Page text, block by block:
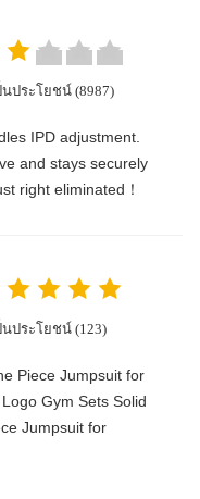
นประโยชน์ (8987)
IPD adjustment.
and stays securely
right eliminated！
นประโยชน์ (123)
Piece Jumpsuit for
Gym Sets Solid
Jumpsuit for